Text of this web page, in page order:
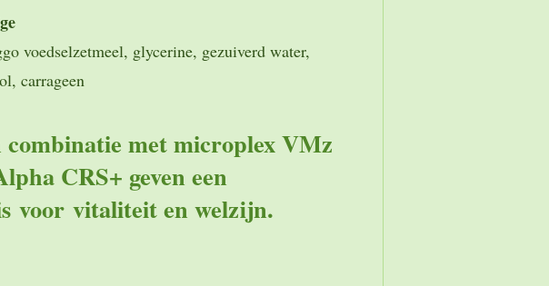
voedselzetmeel, glycerine, gezuiverd water,
carrageen
combinatie met microplex VMz
CRS+ geven een
voor vitaliteit en welzijn.